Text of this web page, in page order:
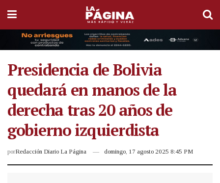
Presidencia de Bolivia
quedará en manos de la
derecha tras 20 años de
gobierno izquierdista
porRedacción Diario La Página domingo, 17 agosto 2025 8:45 PM